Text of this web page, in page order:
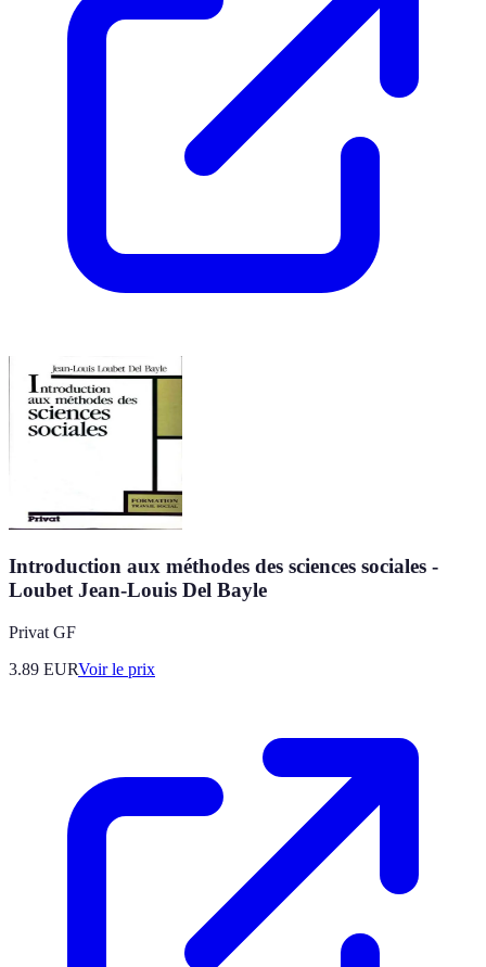
Introduction aux méthodes des sciences sociales -
Loubet Jean-Louis Del Bayle
Privat GF
3.89 EURVoir le prix